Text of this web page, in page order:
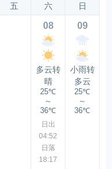
五 六 日
08
多云转
晴
25℃
～
36℃
日出
04:52
日落
18:17
09
小雨转
多云
25℃
～
36℃